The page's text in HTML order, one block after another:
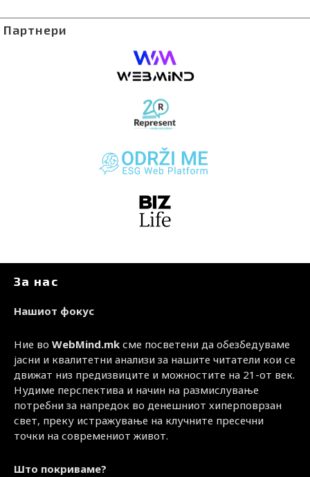
Партнери
За нас
Нашиот фокус
Ние во WebMind.mk сме посветени да обезбедуваме
јасни и квалитетни анализи за нашите читатели кои се
движат низ предизвиците и можностите на 21-от век.
Нудиме перспектива и начин на размислување
потребни за напредок во денешниот хиперповрзан
свет, преку истражување на клучните пресечни
точки на современиот живот.
Што покриваме?